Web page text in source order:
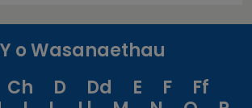
o Wasanaethau
Ch D Dd E F
Ff